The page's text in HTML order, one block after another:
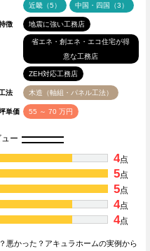
近畿（5） 中国・四国（3）
徴 地震に強い工務店
省エネ・創エネ・エコ住宅が得
意な工務店
ZEH対応工務店
法 木造（軸組・パネル工法）
単価 55 ～ 70 万円
ー
4点
5点
5点
4点
4点
悪かった？アキュラホームの実例から